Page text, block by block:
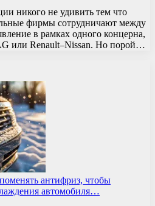
никого не удивить тем что
фирмы сотрудничают между
в рамках одного концерна,
или Renault–Nissan. Но порой…
антифриз, чтобы
автомобиля…